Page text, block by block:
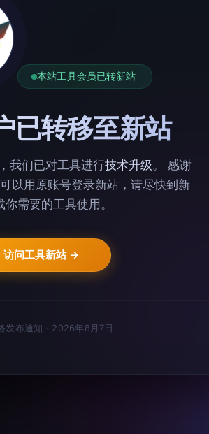
本站工具会员已转新站
已转移至新站
我们已对工具进行技术升级。 感谢
以用原账号登录新站，请尽快到新
你需要的工具使用。
访问工具新站
发布通知 · 2026年8月7日